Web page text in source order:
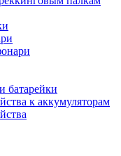
батарейки
к аккумуляторам